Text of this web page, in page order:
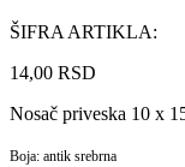
ŠIFRA ARTIKLA:
14,00 RSD
Nosač priveska 10 x
Boja: antik srebrna